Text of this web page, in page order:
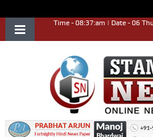
Time - 08:37:am | Date - 06